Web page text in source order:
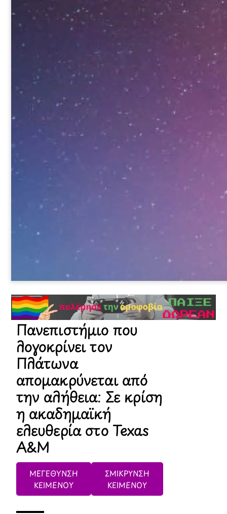
Πανεπιστήμιο που
λογοκρίνει τον
Πλάτωνα
απομακρύνεται από
την αλήθεια: Σε κρίση
η ακαδημαϊκή
ελευθερία στο Texas
A&M
ΜΕΓΕΘΥΝΣΗ
ΚΕΙΜΕΝΟΥ
ΣΜΙΚΡΥΝΣΗ
ΚΕΙΜΕΝΟΥ